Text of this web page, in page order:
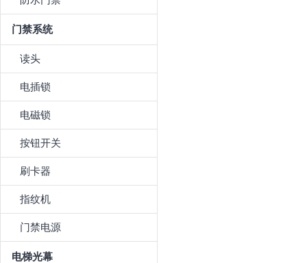
门禁系统
读头
电插锁
电磁锁
按钮开关
刷卡器
指纹机
门禁电源
电梯光幕